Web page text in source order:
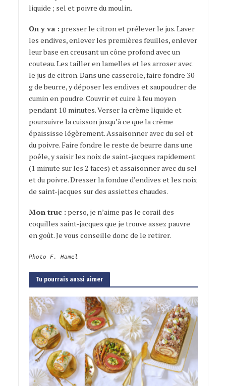
liquide ; sel et poivre du moulin.
On y va : presser le citron et prélever le jus. Laver
les endives, enlever les premières feuilles, enlever
leur base en creusant un cône profond avec un
couteau. Les tailler en lamelles et les arroser avec
le jus de citron. Dans une casserole, faire fondre 30
g de beurre, y déposer les endives et saupoudrer de
cumin en poudre. Couvrir et cuire à feu moyen
pendant 10 minutes. Verser la crème liquide et
poursuivre la cuisson jusqu’à ce que la crème
épaississe légèrement. Assaisonner avec du sel et
du poivre. Faire fondre le reste de beurre dans une
poêle, y saisir les noix de saint-jacques rapidement
(1 minute sur les 2 faces) et assaisonner avec du sel
et du poivre. Dresser la fondue d’endives et les noix
de saint-jacques sur des assiettes chaudes.
Mon truc : perso, je n’aime pas le corail des
coquilles saint-jacques que je trouve assez pauvre
en goût. Je vous conseille donc de le retirer.
Photo F. Hamel
Tu pourrais aussi aimer